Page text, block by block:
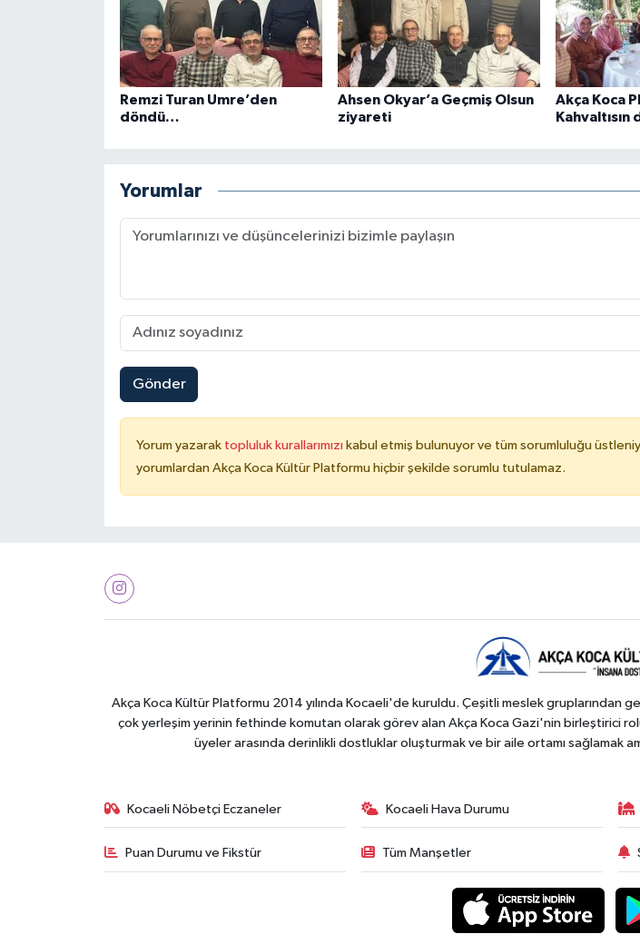
Remzi Turan Umre’den
döndü…
Ahsen Okyar’a Geçmiş Olsun
ziyareti
Akça Koca
Kahvaltısın
Yorumlar
Gönder
Yorum yazarak topluluk kurallarımızı kabul etmiş bulunuyor ve tüm sorumluluğu
yorumlardan Akça Koca Kültür Platformu hiçbir şekilde sorumlu tutulamaz.
Akça Koca Kültür Platformu 2014 yılında Kocaeli'de kuruldu. Çeşitli meslek
çok yerleşim yerinin fethinde komutan olarak görev alan Akça Koca Gazi'nin birleştirici
üyeler arasında derinlikli dostluklar oluşturmak ve bir aile ortamı
Kocaeli Nöbetçi Eczaneler Kocaeli Hava Durumu
Puan Durumu ve Fikstür Tüm Manşetler